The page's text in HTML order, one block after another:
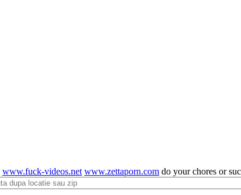
www.fuck-videos.net www.zettaporn.com do your chores or